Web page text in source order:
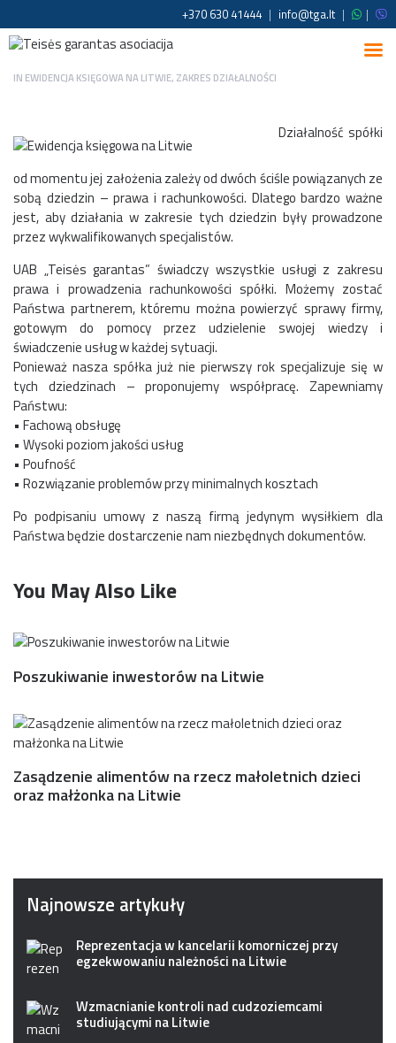
+370 630 41444 | info@tga.lt | |
IN EWIDENCJA KSIĘGOWA NA LITWIE, ZAKRES DZIAŁALNOŚCI
Działalność spółki
od momentu jej założenia zależy od dwóch ściśle powiązanych ze
sobą dziedzin – prawa i rachunkowości. Dlatego bardzo ważne
jest, aby działania w zakresie tych dziedzin były prowadzone
przez wykwalifikowanych specjalistów.
UAB „Teisės garantas” świadczy wszystkie usługi z zakresu
prawa i prowadzenia rachunkowości spółki. Możemy zostać
Państwa partnerem, któremu można powierzyć sprawy firmy,
gotowym do pomocy przez udzielenie swojej wiedzy i
świadczenie usług w każdej sytuacji.
Ponieważ nasza spółka już nie pierwszy rok specjalizuje się w
tych dziedzinach – proponujemy współpracę. Zapewniamy
Państwu:
• Fachową obsługę
• Wysoki poziom jakości usług
• Poufność
• Rozwiązanie problemów przy minimalnych kosztach
Po podpisaniu umowy z naszą firmą jedynym wysiłkiem dla
Państwa będzie dostarczenie nam niezbędnych dokumentów.
You May Also Like
Poszukiwanie inwestorów na Litwie
Zasądzenie alimentów na rzecz małoletnich dzieci
oraz małżonka na Litwie
Najnowsze artykuły
Reprezentacja w kancelarii komorniczej przy
egzekwowaniu należności na Litwie
Wzmacnianie kontroli nad cudzoziemcami
studiującymi na Litwie